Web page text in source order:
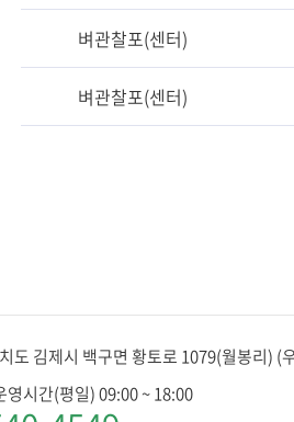
벼관찰포(센터)
벼관찰포(센터)
도 김제시 백구면 황토로 1079(월봉리) (
영시간(평일) 09:00 ~ 18:00